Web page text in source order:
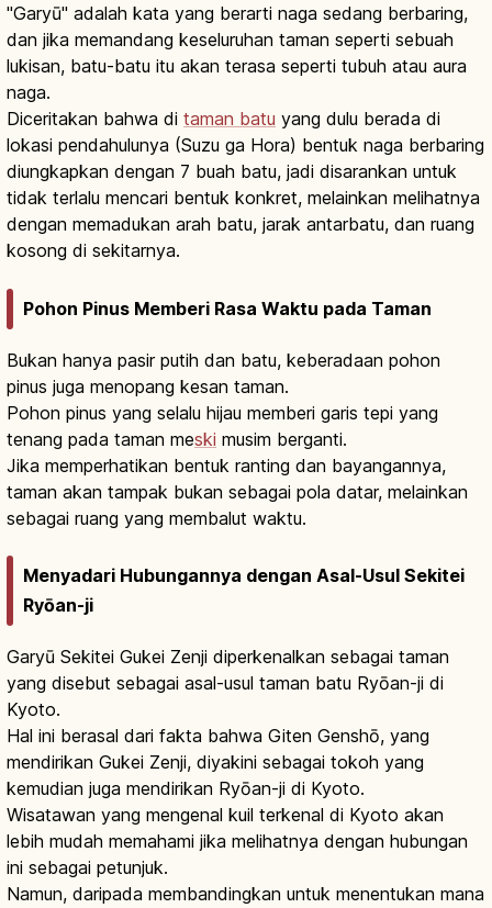
"Garyū" adalah kata yang berarti naga sedang berbaring,
dan jika memandang keseluruhan taman seperti sebuah
lukisan, batu-batu itu akan terasa seperti tubuh atau aura
naga.
Diceritakan bahwa di taman batu yang dulu berada di
lokasi pendahulunya (Suzu ga Hora) bentuk naga berbaring
diungkapkan dengan 7 buah batu, jadi disarankan untuk
tidak terlalu mencari bentuk konkret, melainkan melihatnya
dengan memadukan arah batu, jarak antarbatu, dan ruang
kosong di sekitarnya.
Pohon Pinus Memberi Rasa Waktu pada Taman
Bukan hanya pasir putih dan batu, keberadaan pohon
pinus juga menopang kesan taman.
Pohon pinus yang selalu hijau memberi garis tepi yang
tenang pada taman meski musim berganti.
Jika memperhatikan bentuk ranting dan bayangannya,
taman akan tampak bukan sebagai pola datar, melainkan
sebagai ruang yang membalut waktu.
Menyadari Hubungannya dengan Asal-Usul Sekitei
Ryōan-ji
Garyū Sekitei Gukei Zenji diperkenalkan sebagai taman
yang disebut sebagai asal-usul taman batu Ryōan-ji di
Kyoto.
Hal ini berasal dari fakta bahwa Giten Genshō, yang
mendirikan Gukei Zenji, diyakini sebagai tokoh yang
kemudian juga mendirikan Ryōan-ji di Kyoto.
Wisatawan yang mengenal kuil terkenal di Kyoto akan
lebih mudah memahami jika melihatnya dengan hubungan
ini sebagai petunjuk.
Namun, daripada membandingkan untuk menentukan mana